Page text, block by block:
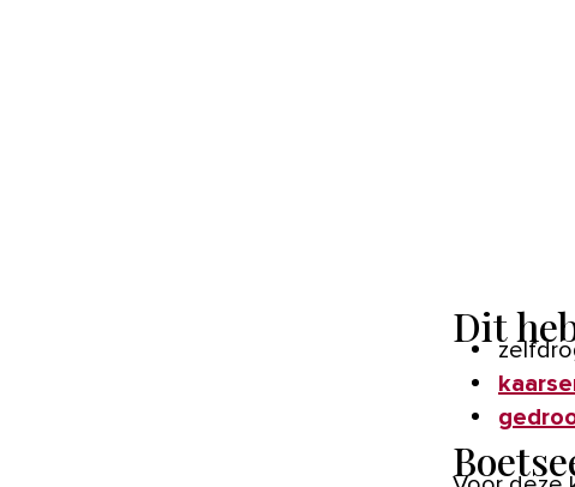
Dit